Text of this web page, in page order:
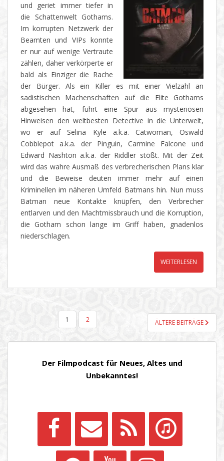
und geriet immer tiefer in
die Schattenwelt Gothams.
Im korrupten Netzwerk der
Beamten und VIPs konnte
er nur auf wenige Vertraute
zählen, daher verkörperte er
bald als Einziger die Rache
der Bürger. Als ein Killer es mit einer Vielzahl an
sadistischen Machenschaften auf die Elite Gothams
abgesehen hat, führt eine Spur aus mysteriösen
Hinweisen den weltbesten Detective in die Unterwelt,
wo er auf Selina Kyle a.k.a. Catwoman, Oswald
Cobblepot a.k.a. der Pinguin, Carmine Falcone und
Edward Nashton a.k.a. der Riddler stößt. Mit der Zeit
wird das wahre Ausmaß des verbrecherischen Plans klar
und die Beweise deuten immer mehr auf einen
Kriminellen im näheren Umfeld Batmans hin. Nun muss
Batman neue Kontakte knüpfen, den Verbrecher
entlarven und den Machtmissbrauch und die Korruption,
die Gotham schon lange im Griff haben, gnadenlos
niederschlagen.
WEITERLESEN
SEITENNUMMERIERUNG
BEITRÄGE
1 2 ÄLTERE BEITRÄGE
Der Filmpodcast für Neues, Altes und
Unbekanntes!